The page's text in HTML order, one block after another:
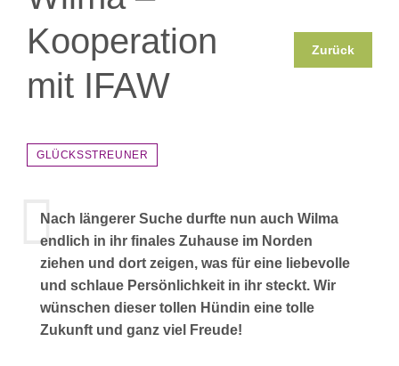
Kooperation
mit IFAW
Zurück
GLÜCKSSTREUNER
Nach längerer Suche durfte nun auch Wilma
endlich in ihr finales Zuhause im Norden
ziehen und dort zeigen, was für eine liebevolle
und schlaue Persönlichkeit in ihr steckt. Wir
wünschen dieser tollen Hündin eine tolle
Zukunft und ganz viel Freude!